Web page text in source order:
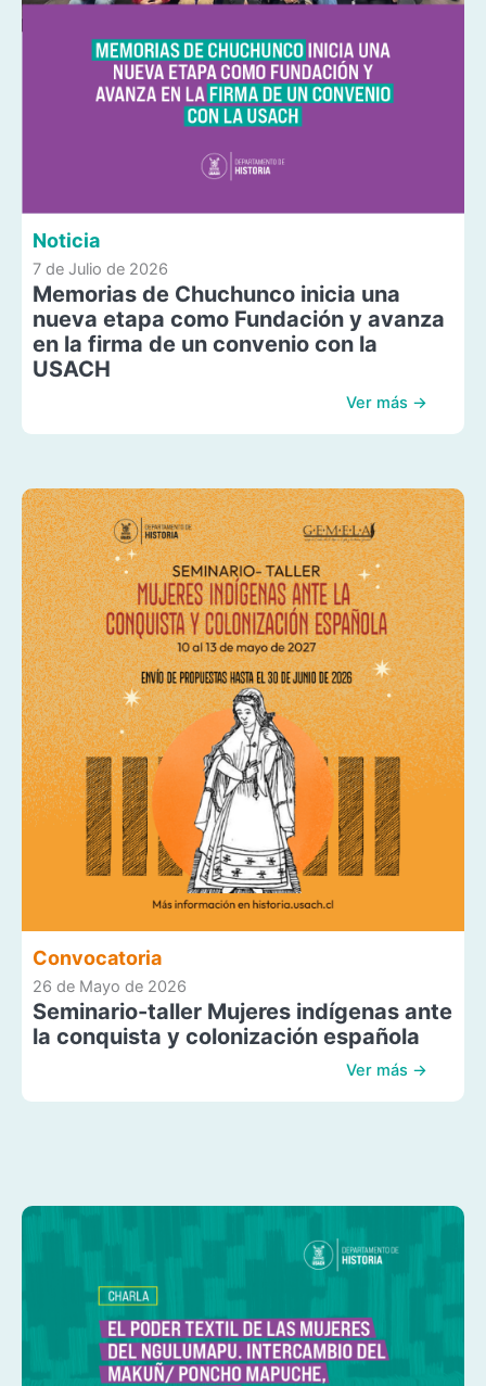
Noticia
7 de Julio de 2026
Memorias de Chuchunco inicia una
nueva etapa como Fundación y avanza
en la firma de un convenio con la
USACH
Ver más →
Convocatoria
26 de Mayo de 2026
Seminario-taller Mujeres indígenas ante
la conquista y colonización española
Ver más →